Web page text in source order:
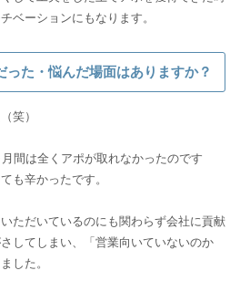
った・悩んだ場面はありますか？
笑）
間は全くアポが取れなかったのです
も辛かったです。
ただいているのにも関わらず会社に貢献
してしまい、「営業向いていないのか
した。